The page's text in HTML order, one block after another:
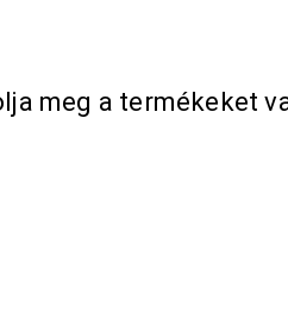
meg a termékeket